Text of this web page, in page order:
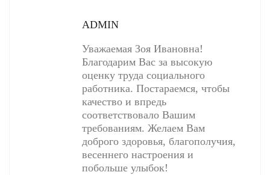
ADMIN
Уважаемая Зоя Ивановна!
Благодарим Вас за высокую
оценку труда социального
работника. Постараемся, чтобы
качество и впредь
соответствовало Вашим
требованиям. Желаем Вам
доброго здоровья, благополучия,
весеннего настроения и
побольше улыбок!